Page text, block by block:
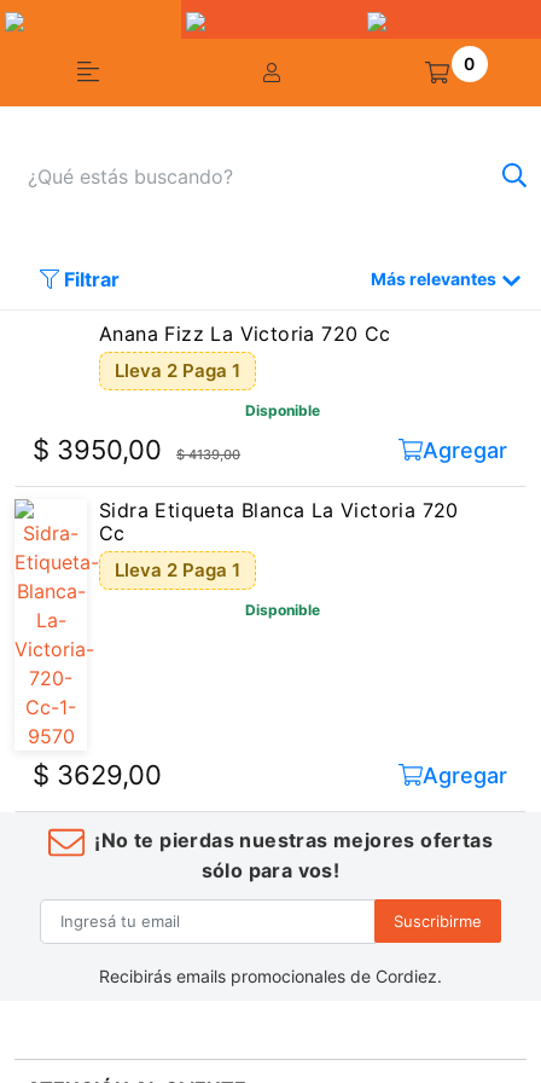
0
Filtrar Más relevantes
Anana Fizz La Victoria 720 Cc
Lleva 2 Paga 1
Disponible
$ 3950,00 $ 4139,00 Agregar
Sidra Etiqueta Blanca La Victoria 720
Cc
Lleva 2 Paga 1
Disponible
$ 3629,00 Agregar
¡No te pierdas nuestras mejores ofertas
sólo para vos!
Suscribirme
Recibirás emails promocionales de Cordiez.